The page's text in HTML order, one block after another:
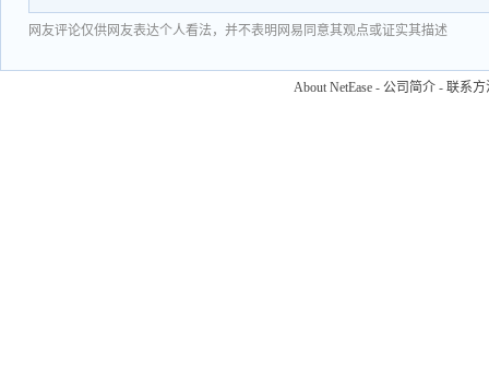
网友评论仅供网友表达个人看法，并不表明网易同意其观点或证实其描述
About NetEase - 公司简介 - 联系方